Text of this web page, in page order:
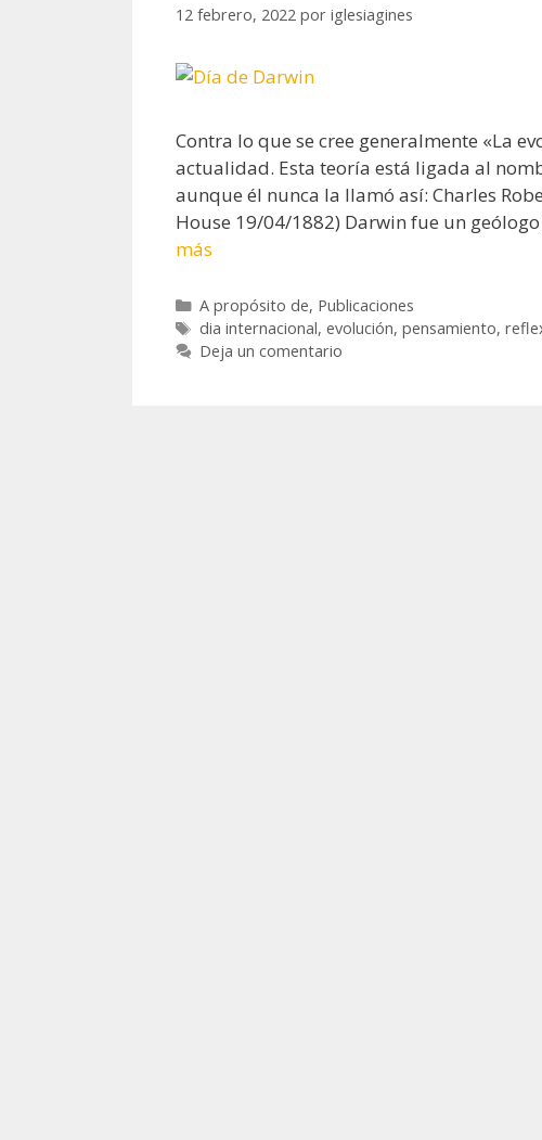
12 febrero, 2022 por iglesiagines
Contra lo que se cree generalmente «La
actualidad. Esta teoría está ligada al
aunque él nunca la llamó así: Charles
House 19/04/1882) Darwin fue un
más
Categorías
A propósito de, Publicaciones
Etiquetas
dia internacional, evolución, pensamiento,
Deja un comentario